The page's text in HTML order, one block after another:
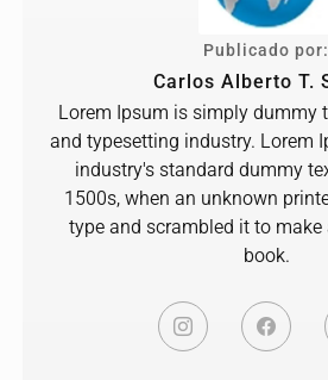
Publicado por:
Carlos Alberto T.
Lorem Ipsum is simply dummy
and typesetting industry. Lorem
industry's standard dummy
1500s, when an unknown
type and scrambled it to make
book.